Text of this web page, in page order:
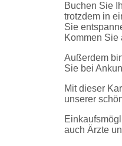
Buchen Sie
trotzdem in
Sie
Kommen Sie
Außerdem
Sie bei
Mit dieser
unserer
auch Ärzte